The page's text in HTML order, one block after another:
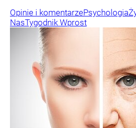
Opinie i komentarzePsychologia
NasTygodnik Wprost